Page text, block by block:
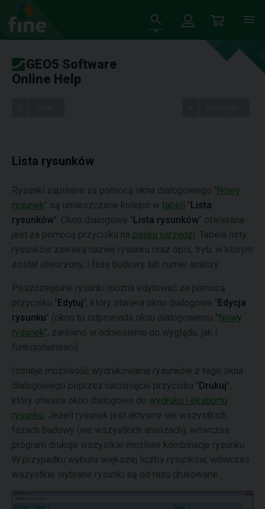
GEO5 Software
Online Help
Lista rysunków
Rysunki zapisane za pomocą okna dialogowego "Nowy
rysunek" są umieszczane kolejno w tabeli "Lista
rysunków". Okno dialogowe "Lista rysunków" otwierane
jest za pomocą przycisku na pasku narzędzi . Tabela listy
rysunków zawiera nazwę rysunku oraz opis, tryb, w którym
został utworzony, i fazę budowy lub numer analizy.
Poszczególne rysunki można edytować za pomocą
przycisku "Edytuj", który otwiera okno dialogowe "Edycja
rysunku" (okno to odpowiada oknu dialogowemu "Nowy
rysunek", zarówno w odniesieniu do wyglądu, jak i
funkcjonalności).
Istnieje możliwość wydrukowania rysunków z tego okna
dialogowego poprzez naciśnięcie przycisku "Drukuj",
który otwiera okno dialogowe do wydruku i eksportu
rysunku . Jeżeli rysunek jest aktywny we wszystkich
fazach budowy (we wszystkich analizach), wówczas
program drukuje wszystkie możliwe kombinacje rysunku.
W przypadku wyboru większej liczby rysunków, wówczas
wszystkie wybrane rysunki są od razu drukowane.